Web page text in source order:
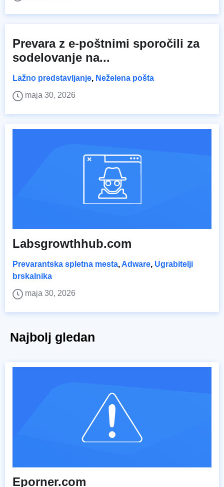
Prevara z e-poštnimi sporočili za
sodelovanje na...
Lažno predstavljanje, Neželena pošta
maja 30, 2026
Labsgrowthhub.com
Prevarantska spletna mesta, Adware, Ugrabitelji
brskalnika
maja 30, 2026
Najbolj gledan
Eporner.com